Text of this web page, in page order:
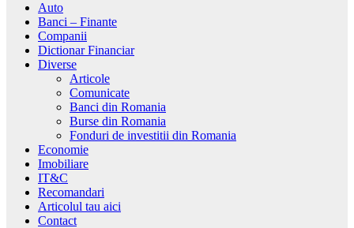
Auto
Banci – Finante
Companii
Dictionar Financiar
Diverse
Articole
Comunicate
Banci din Romania
Burse din Romania
Fonduri de investitii din Romania
Economie
Imobiliare
IT&C
Recomandari
Articolul tau aici
Contact